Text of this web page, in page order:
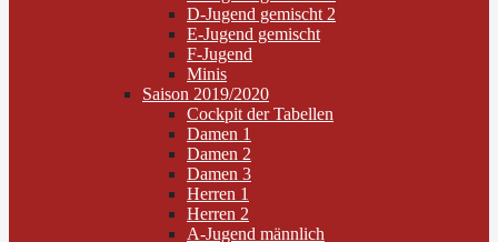
D-Jugend gemischt 2
E-Jugend gemischt
F-Jugend
Minis
Saison 2019/2020
Cockpit der Tabellen
Damen 1
Damen 2
Damen 3
Herren 1
Herren 2
A-Jugend männlich